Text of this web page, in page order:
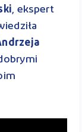
, ekspert